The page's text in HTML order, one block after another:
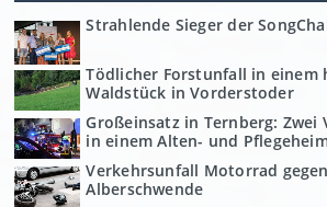
Strahlende Sieger der
Tödlicher Forstunfall in einem
Waldstück in Vorderstoder
Großeinsatz in Ternberg: Zwei
in einem Alten- und
Verkehrsunfall Motorrad
Alberschwende